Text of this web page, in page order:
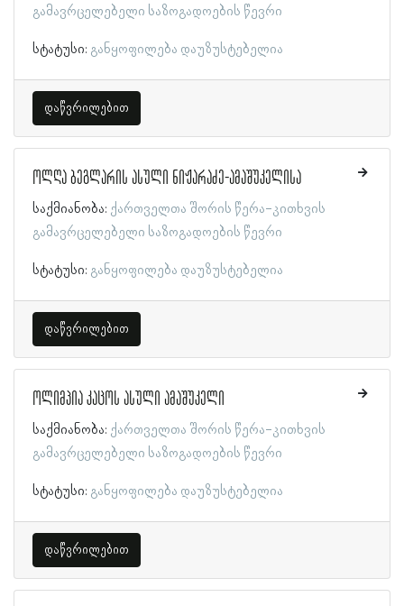
გამავრცელებელი საზოგადოების წევრი
სტატუსი: განყოფილება დაუზუსტებელია
დაწვრილებით
ოლღა ბეგლარის ასული ნიჟარაძე-ამაშუკელისა
საქმიანობა: ქართველთა შორის წერა-კითხვის
გამავრცელებელი საზოგადოების წევრი
სტატუსი: განყოფილება დაუზუსტებელია
დაწვრილებით
ოლიმპია კაცოს ასული ამაშუკელი
საქმიანობა: ქართველთა შორის წერა-კითხვის
გამავრცელებელი საზოგადოების წევრი
სტატუსი: განყოფილება დაუზუსტებელია
დაწვრილებით